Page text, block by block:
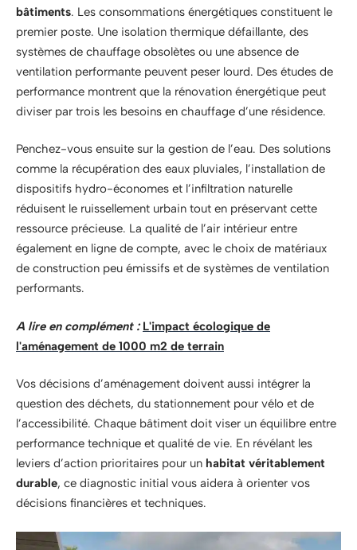
bâtiments. Les consommations énergétiques constituent le
premier poste. Une isolation thermique défaillante, des
systèmes de chauffage obsolètes ou une absence de
ventilation performante peuvent peser lourd. Des études de
performance montrent que la rénovation énergétique peut
diviser par trois les besoins en chauffage d’une résidence.
Penchez-vous ensuite sur la gestion de l’eau. Des solutions
comme la récupération des eaux pluviales, l’installation de
dispositifs hydro-économes et l’infiltration naturelle
réduisent le ruissellement urbain tout en préservant cette
ressource précieuse. La qualité de l’air intérieur entre
également en ligne de compte, avec le choix de matériaux
de construction peu émissifs et de systèmes de ventilation
performants.
A lire en complément : L'impact écologique de
l'aménagement de 1000 m2 de terrain
Vos décisions d’aménagement doivent aussi intégrer la
question des déchets, du stationnement pour vélo et de
l’accessibilité. Chaque bâtiment doit viser un équilibre entre
performance technique et qualité de vie. En révélant les
leviers d’action prioritaires pour un habitat véritablement
durable, ce diagnostic initial vous aidera à orienter vos
décisions financières et techniques.